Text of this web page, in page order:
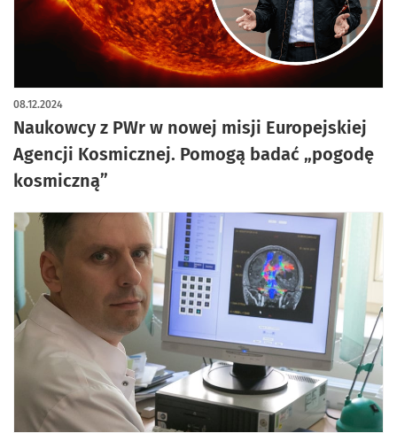
Naukowcy z PWr w nowej misji Europejskiej
Agencji Kosmicznej. Pomogą badać „pogodę
kosmiczną”
08.12.2024